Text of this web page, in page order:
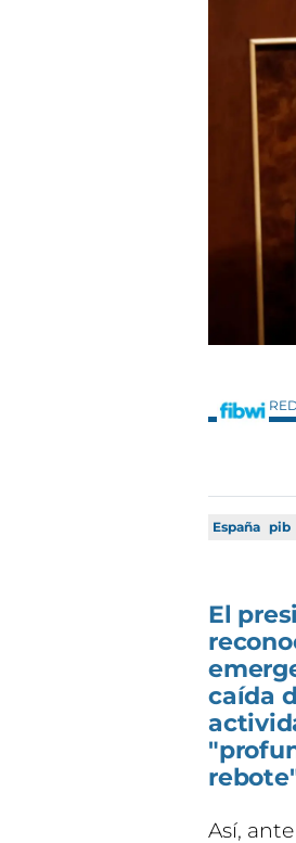
España pib
El
caída
Así,